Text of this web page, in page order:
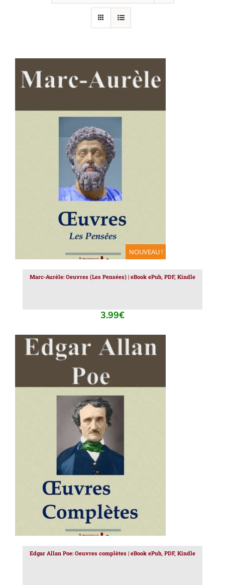
NOUVEAU !
AJOUTER AU PANIER /
Marc-Aurèle: Oeuvres (Les Pensées) | eBook ePub, PDF, Kindle
3.99€
AJOUTER AU PANIER
Edgar Allan Poe: Oeuvres complètes | eBook ePub, PDF, Kindle